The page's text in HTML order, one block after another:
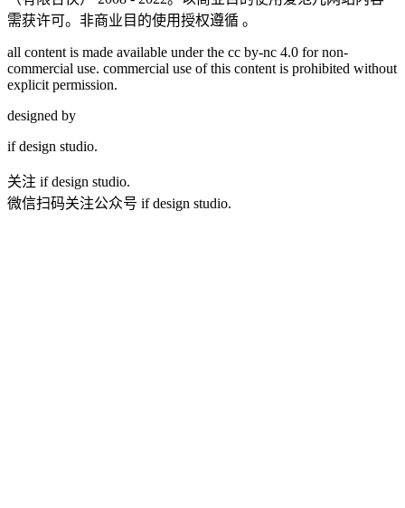
需获许可。非商业目的使用授权遵循 。
all content is made available under the cc by-nc 4.0 for non-
commercial use. commercial use of this content is prohibited without
explicit permission.
designed by
if design studio.
关注 if design studio.
微信扫码关注公众号 if design studio.